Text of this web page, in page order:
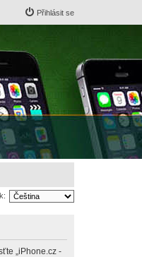
Přihlásit se
„iPhone.cz -